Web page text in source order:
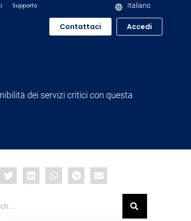
Supporto Italiano
Contattaci Accedi
dei servizi critici con questa